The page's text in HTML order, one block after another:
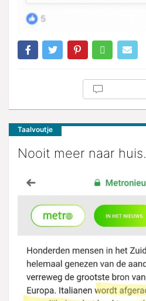
Taalvoutje
Nooit meer naar huis.